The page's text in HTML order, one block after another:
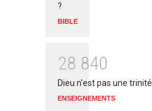
?
BIBLE
28 840
Dieu n'est pas une trinité
ENSEIGNEMENTS